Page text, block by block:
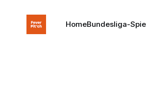
HomeBundesliga-